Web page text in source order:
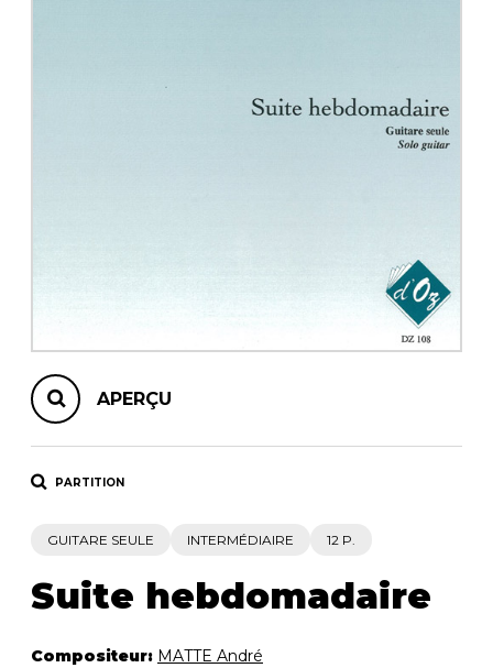
APERÇU
PARTITION
GUITARE SEULE INTERMÉDIAIRE 12 P.
Suite hebdomadaire
Compositeur: MATTE André